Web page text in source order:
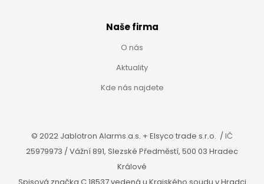
Naše firma
O nás
Aktuality
Kde nás najdete
© 2022 Jablotron Alarms a.s. + Elsyco trade s.r.o. / IČ
25979973 / Vážní 891, Slezské Předměstí, 500 03 Hradec
Králové